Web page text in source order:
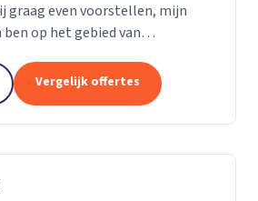
graag even voorstellen, mijn
op het gebied van
en geen probleem is voor
Vergelijk offertes